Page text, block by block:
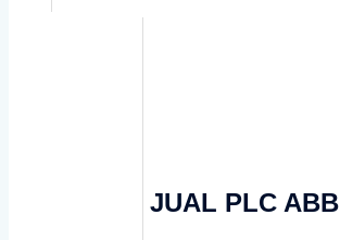
JUAL PLC ABB